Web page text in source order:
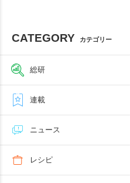
CATEGORY カテゴリー
総研
連載
ニュース
レシピ